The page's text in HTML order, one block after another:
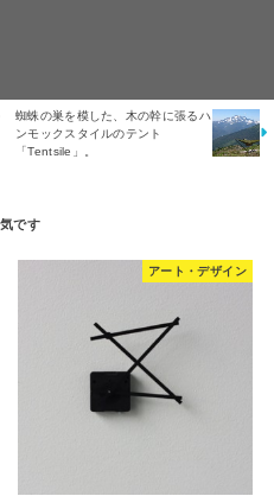
蜘蛛の巣を模した、木の幹に張るハ
ンモックスタイルのテント
「Tentsile」。
アート・デザイン